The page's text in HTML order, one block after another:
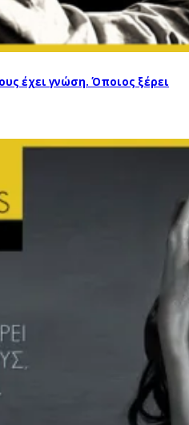
έχει γνώση. Όποιος ξέρει